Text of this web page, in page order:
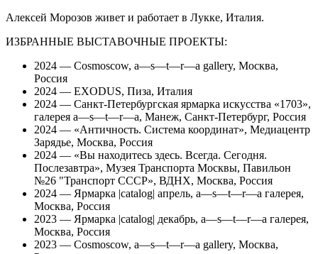
Алексей Морозов живет и работает в Лукке, Италия.
ИЗБРАННЫЕ ВЫСТАВОЧНЫЕ ПРОЕКТЫ:
2024 — Cosmoscow, a—s—t—r—a gallery, Москва,
Россия
2024 — EXODUS, Пиза, Италия
2024 — Санкт-Петербургская ярмарка искусства «1703»,
галерея a—s—t—r—a, Манеж, Санкт-Петербург, Россия
2024 — «Античность. Система координат», Медиацентр
Зарядье, Москва, Россия
2024 — «Вы находитесь здесь. Всегда. Сегодня.
Послезавтра», Музея Транспорта Москвы, Павильон
№26 "Транспорт СССР», ВДНХ, Москва, Россия
2024 — Ярмарка |catalog| апрель, a—s—t—r—a галерея,
Москва, Россия
2023 — Ярмарка |catalog| декабрь, a—s—t—r—a галерея,
Москва, Россия
2023 — Cosmoscow, a—s—t—r—a gallery, Москва,